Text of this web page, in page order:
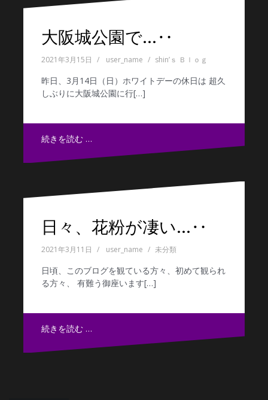
大阪城公園で…‥
2021年3月15日 user_name shin’ｓ Ｂｌｏｇ
昨日、3月14日（日）ホワイトデーの休日は 超久
しぶりに大阪城公園に行[…]
続きを読む …
日々、花粉が凄い…‥
2021年3月11日 user_name 未分類
日頃、このブログを観ている方々、初めて観られ
る方々、 有難う御座います[…]
続きを読む …